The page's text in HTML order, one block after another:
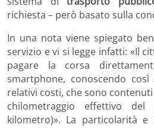
richiesta – però basato sulla
In una nota viene spiegato
servizio e vi si legge infatti: «Il
pagare la corsa
smartphone, conoscendo
relativi costi, che sono
chilometraggio effettivo
kilometro)». La particolarità e